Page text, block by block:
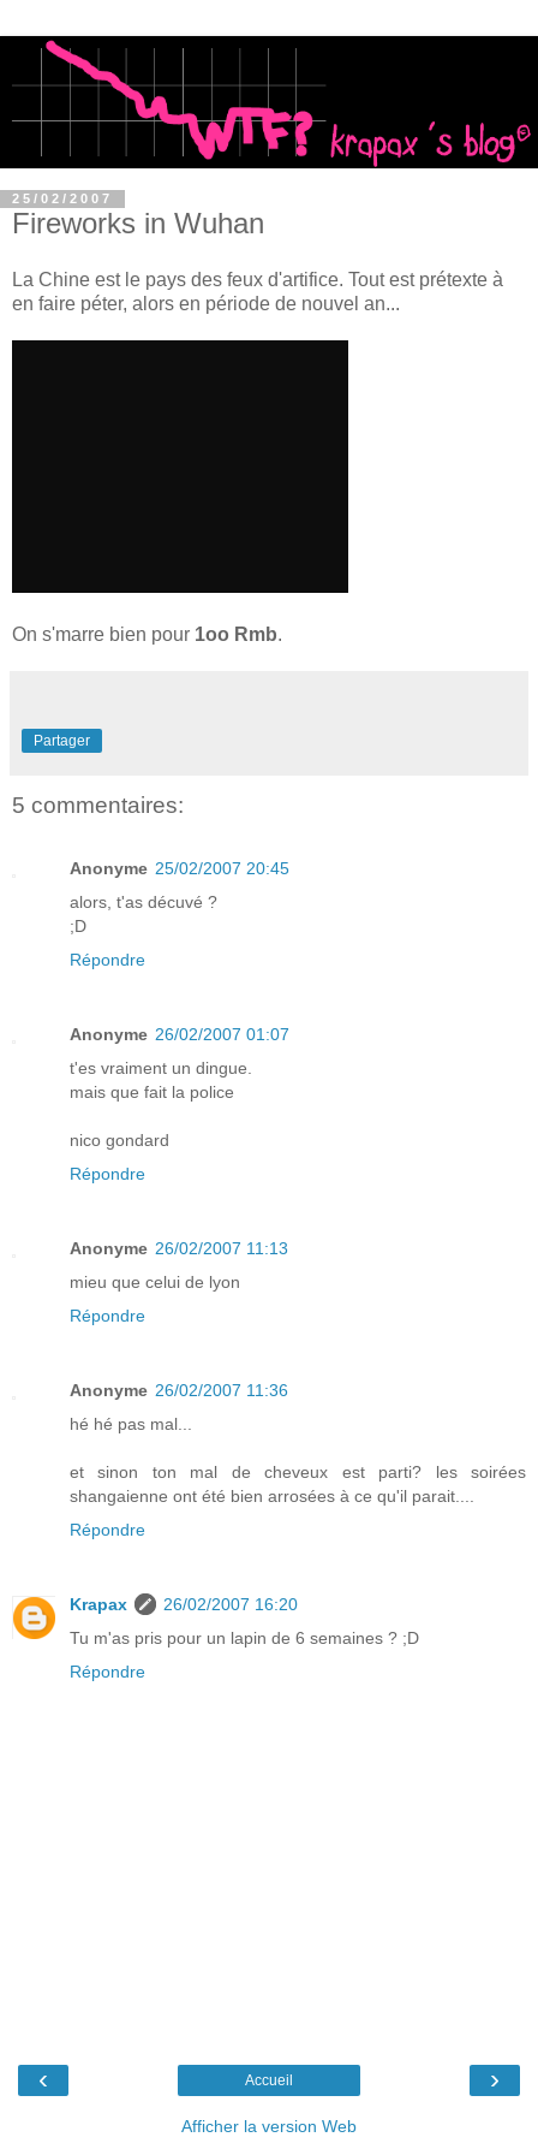
25/02/2007
Fireworks in Wuhan
La Chine est le pays des feux d'artifice. Tout est prétexte à
en faire péter, alors en période de nouvel an...
On s'marre bien pour 1oo Rmb.
Partager
5 commentaires:
Anonyme 25/02/2007 20:45
alors, t'as décuvé ?
;D
Répondre
Anonyme 26/02/2007 01:07
t'es vraiment un dingue.
mais que fait la police
nico gondard
Répondre
Anonyme 26/02/2007 11:13
mieu que celui de lyon
Répondre
Anonyme 26/02/2007 11:36
hé hé pas mal...
et sinon ton mal de cheveux est parti? les soirées
shangaienne ont été bien arrosées à ce qu'il parait....
Répondre
Krapax
26/02/2007 16:20
Tu m'as pris pour un lapin de 6 semaines ? ;D
Répondre
‹ ›
Accueil
Afficher la version Web